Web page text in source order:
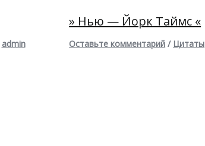
admin
» Нью — Йорк Таймс «
Оставьте комментарий / Цитаты